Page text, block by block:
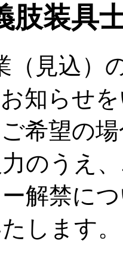
肢装具
（見込）
知らせ
希望の
のうえ
解禁に
します。